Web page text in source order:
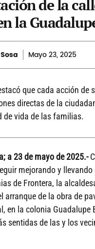
de la
la
Mayo23, 2025
que cada acción de
directas de la
de vida de las familias.
a 23 de mayo de 2025.-
mejorando y llevando
de Frontera, la
arranque de la obra de
en la colonia Guadalupe
sentidas de las y los